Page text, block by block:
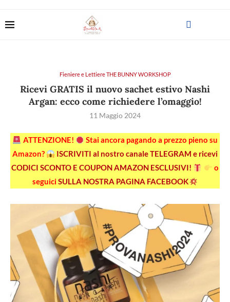
Fieniere e Lettiere THE BUNNY WORKSHOP
Ricevi GRATIS il nuovo sachet estivo Nashi
Argan: ecco come richiedere l’omaggio!
11 Maggio 2024
ATTENZIONE!
Stai ancora pagando a prezzo pieno su
Amazon?
ISCRIVITI al nostro canale TELEGRAM e ricevi
CODICI SCONTO E COUPON AMAZON ESCLUSIVI!
o
seguiciSULLA NOSTRA PAGINA FACEBOOK